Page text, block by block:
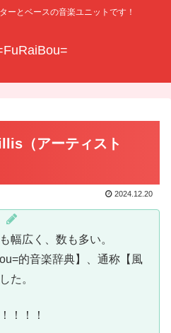
ーとベースの音楽ユニットです！
（アーティスト
2024.12.20
幅広く、数も多い。
的音楽辞典】、通称【風
た。
！！！